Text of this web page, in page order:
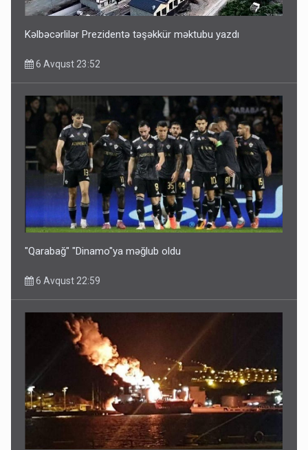
6 Avqust 14:14
Bu ölkələrə şəxsiyyət vəsiqəsi ilə gedə biləcəksiniz -
SİYAHI
6 Avqust 10:53
Ərdoğana sui-qəsd planının iştirakçısı detalları açıqladı
Kəlbəcərlilər Prezidentə təşəkkür məktubu yazdı
6 Avqust 23:52
"Qarabağ" "Dinamo"ya məğlub oldu
6 Avqust 22:59